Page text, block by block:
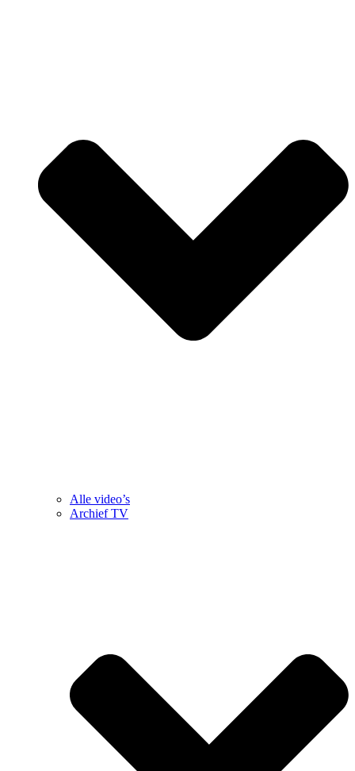
Alle video’s
Archief TV